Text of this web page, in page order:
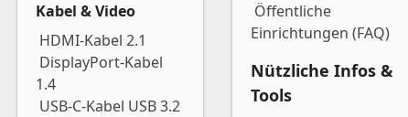
Kabel & Video
HDMI-Kabel 2.1
DisplayPort-Kabel
1.4
USB-C-Kabel USB 3.2
Öffentliche
Einrichtungen (FAQ)
Nützliche Infos &
Tools